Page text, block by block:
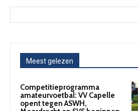
Meest gelezen
Competitieprogramma
amateurvoetbal: VV Capelle
opent tegen ASWH,